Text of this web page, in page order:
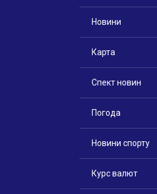
Новини
Карта
Спект новин
Погода
Новини спорту
Курс валют